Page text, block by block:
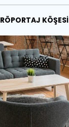
KÖŞESİ